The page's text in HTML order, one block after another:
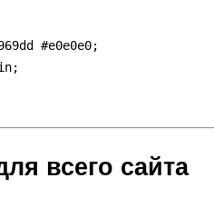
#e0e0e0;
всего сайта